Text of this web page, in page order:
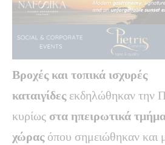
Βροχές και τοπικά ισχυρές
καταιγίδες εκδηλώθηκαν την
κυρίως στα ηπειρωτικά
χώρας όπου σημειώθηκαν και